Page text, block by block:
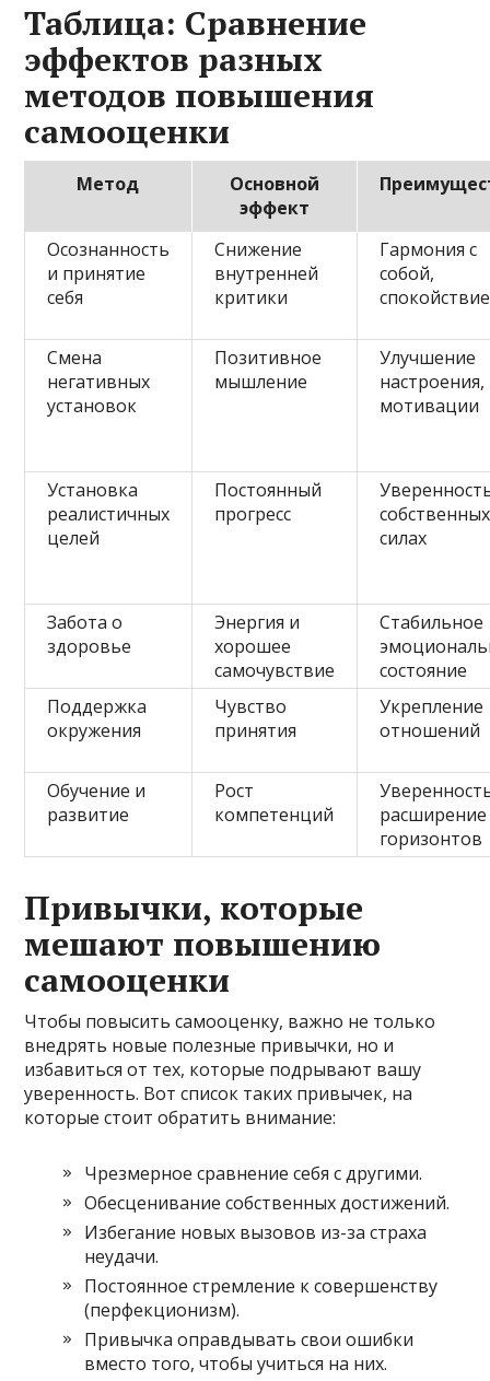
Таблица: Сравнение
эффектов разных
методов повышения
самооценки
Метод
Основной
эффект
Осознанность
и принятие
себя
Снижение
внутренней
критики
Гармония с
собой,
спокойствие
Смена
негативных
установок
Позитивное
мышление
Улучшение
настроения,
мотивации
Установка
реалистичных
целей
Постоянный
прогресс
собственных
силах
Забота о
здоровье
Энергия и
хорошее
самочувствие
Стабильное
состояние
Поддержка
окружения
Чувство
принятия
Укрепление
отношений
Обучение и
развитие
Рост
компетенций
расширение
горизонтов
Привычки, которые
мешают повышению
самооценки
Чтобы повысить самооценку, важно не только
внедрять новые полезные привычки, но и
избавиться от тех, которые подрывают вашу
уверенность. Вот список таких привычек, на
которые стоит обратить внимание:
Чрезмерное сравнение себя с другими.
Обесценивание собственных достижений.
Избегание новых вызовов из-за страха
неудачи.
Постоянное стремление к совершенству
(перфекционизм).
Привычка оправдывать свои ошибки
вместо того, чтобы учиться на них.